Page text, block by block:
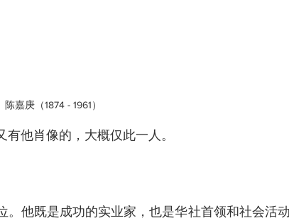
陈嘉庚（1874 - 1961）
他肖像的，大概仅此一人。
他既是成功的实业家，也是华社首领和社会活动